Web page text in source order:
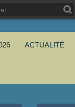
ACTUALITÉ